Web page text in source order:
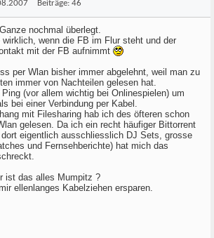
Beiträge: 46
nochmal überlegt.
wirklich, wenn die FB im Flur steht und der
mit der FB aufnimmt
per Wlan bisher immer abgelehnt, weil man zu
immer von Nachteilen gelesen hat.
(vor allem wichtig bei Onlinespielen) um
bei einer Verbindung per Kabel.
mit Filesharing hab ich des öfteren schon
gelesen. Da ich ein recht häufiger Bittorrent
eigentlich ausschliesslich DJ Sets, grosse
und Fernsehberichte) hat mich das
ist das alles Mumpitz ?
ellenlanges Kabelziehen ersparen.